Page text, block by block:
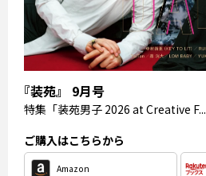
『装苑』 9月号
特集 「装苑男子 2026 at Creative F...
ご購入はこちらから
Amazon